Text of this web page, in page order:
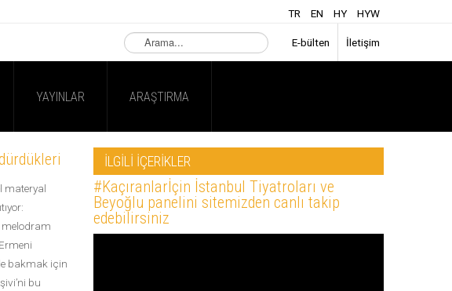
TR EN HY HYW
Arama...
E-bülten İletişim
YAYINLAR ARAŞTIRMA
materyal
melodram
bakmak için
bu
İLGİLİ İÇERİKLER
#Kaçıranlarİçin İstanbul Tiyatroları ve
Beyoğlu panelini sitemizden canlı takip
edebilirsiniz